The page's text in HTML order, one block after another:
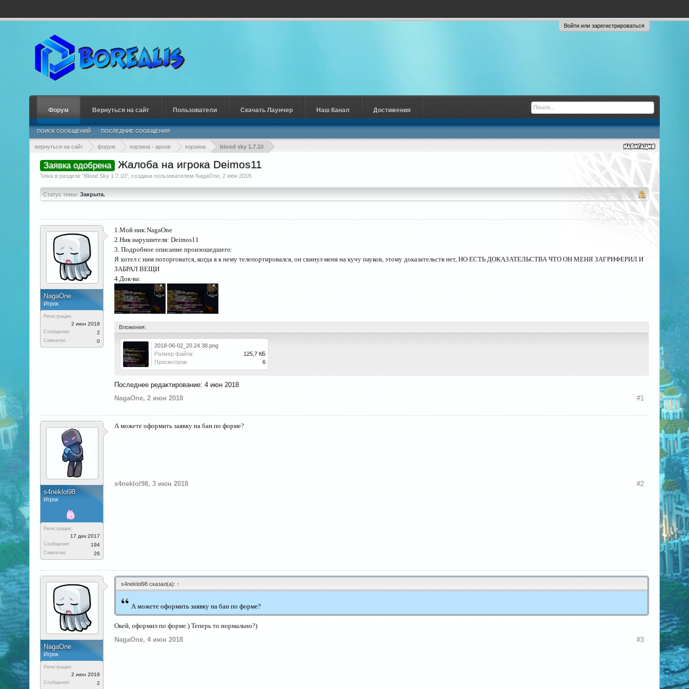
Войти или зарегистрироваться
вернуться на сайт форум корзина - архив корзина blood sky 1.7.10
Заявка одобрена Жалоба на игрока Deimos11
Тема в разделе "Blood Sky 1.7.10", создана пользователем NagaOne 2 июн 2018
Статус темы: Закрыта.
NagaOne
Игрок
Регистрация:
2 июн 2018
Сообщения: 2
Симпатии: 0
1.Мой ник:NagaOne
2.Ник нарушителя: Deimos11
3. Подробное описание произошедшего:
Я хотел с ним поторговатся, когда я к нему телепортировался, он скинул меня на кучу пауков, этому доказательств нет, НО ЕСТЬ ДОКАЗАТЕЛЬСТВА ЧТО ОН МЕНЯ ЗАГРИФЕРИЛ И
ЗАБРАЛ ВЕЩИ
4.Док-ва:
Вложения:
2018-06-02_20.24.38.png
Размер файла:
125,7 КБ
Просмотров:
6
Последнее редактирование: 4 июн 2018
NagaOne, 2 июн 2018 #1
s4neklol98
Игрок
Регистрация:
17 дек 2017
Сообщения: 194
Симпатии: 26
А можете оформить заявку на бан по форме?
s4neklol98, 3 июн 2018 #2
NagaOne
Игрок
Регистрация:
2 июн 2018
Сообщения: 2
s4neklol98 сказал(а): ↑
“ А можете оформить заявку на бан по форме?
Окей, оформил по форме.) Теперь то нормально?)
NagaOne, 4 июн 2018 #3
Форум
ПОИСК СООБЩЕНИЙ ПОСЛЕДНИЕ СООБЩЕНИЯ
Вернуться на сайт Пользователи Скачать Лаунчер Наш Канал Достижения